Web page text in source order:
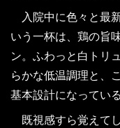
入院中に色々と最
いう一杯は、鶏の旨
ン。ふわっと白トリ
らかな低温調理と、
基本設計になっている
既視感すら覚えて